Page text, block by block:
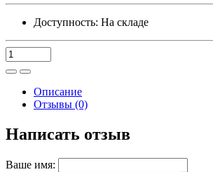
Доступность: На складе
Описание
Отзывы (0)
Написать отзыв
Ваше имя: